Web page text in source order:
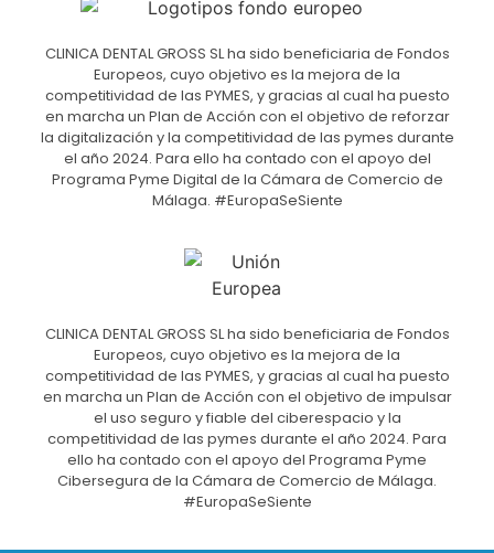
CLINICA DENTAL GROSS SL ha sido beneficiaria de Fondos
Europeos, cuyo objetivo es la mejora de la
competitividad de las PYMES, y gracias al cual ha puesto
en marcha un Plan de Acción con el objetivo de reforzar
la digitalización y la competitividad de las pymes durante
el año 2024. Para ello ha contado con el apoyo del
Programa Pyme Digital de la Cámara de Comercio de
Málaga. #EuropaSeSiente
CLINICA DENTAL GROSS SL ha sido beneficiaria de Fondos
Europeos, cuyo objetivo es la mejora de la
competitividad de las PYMES, y gracias al cual ha puesto
en marcha un Plan de Acción con el objetivo de impulsar
el uso seguro y fiable del ciberespacio y la
competitividad de las pymes durante el año 2024. Para
ello ha contado con el apoyo del Programa Pyme
Cibersegura de la Cámara de Comercio de Málaga.
#EuropaSeSiente